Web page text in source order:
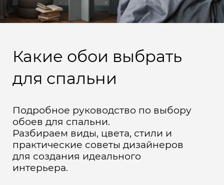
Какие обои выбрать
для спальни
Подробное руководство по выбору
обоев для спальни.
Разбираем виды, цвета, стили и
практические советы дизайнеров
для создания идеального
интерьера.